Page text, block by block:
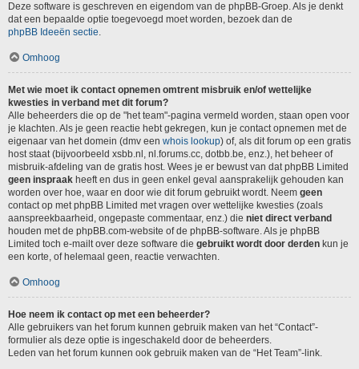
Deze software is geschreven en eigendom van de phpBB-Groep. Als je denkt
dat een bepaalde optie toegevoegd moet worden, bezoek dan de
phpBB Ideeën sectie.
Omhoog
Met wie moet ik contact opnemen omtrent misbruik en/of wettelijke
kwesties in verband met dit forum?
Alle beheerders die op de "het team"-pagina vermeld worden, staan open voor
je klachten. Als je geen reactie hebt gekregen, kun je contact opnemen met de
eigenaar van het domein (dmv een whois lookup) of, als dit forum op een gratis
host staat (bijvoorbeeld xsbb.nl, nl.forums.cc, dotbb.be, enz.), het beheer of
misbruik-afdeling van de gratis host. Wees je er bewust van dat phpBB Limited
geen inspraak heeft en dus in geen enkel geval aansprakelijk gehouden kan
worden over hoe, waar en door wie dit forum gebruikt wordt. Neem geen
contact op met phpBB Limited met vragen over wettelijke kwesties (zoals
aanspreekbaarheid, ongepaste commentaar, enz.) die niet direct verband
houden met de phpBB.com-website of de phpBB-software. Als je phpBB
Limited toch e-mailt over deze software die gebruikt wordt door derden kun je
een korte, of helemaal geen, reactie verwachten.
Omhoog
Hoe neem ik contact op met een beheerder?
Alle gebruikers van het forum kunnen gebruik maken van het “Contact”-
formulier als deze optie is ingeschakeld door de beheerders.
Leden van het forum kunnen ook gebruik maken van de “Het Team”-link.